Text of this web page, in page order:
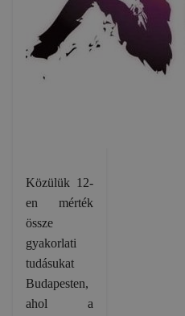
Közülük 12-
en mérték
össze
gyakorlati
tudásukat
Budapesten,
ahol a